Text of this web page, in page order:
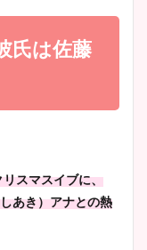
グアナのニット画像
アナのメガネ画像が
！カップや水着姿も
子のカップ画像まと
美脚でニット衣装も
！
もチェック！
氏は佐藤
スマスイブに、
あき）アナとの熱